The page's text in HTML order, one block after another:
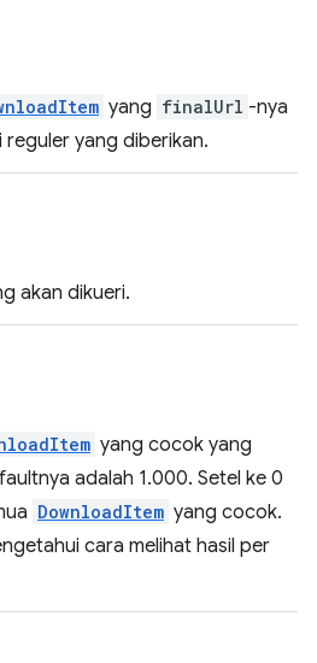
yang finalUrl -nya
yang diberikan.
akan dikueri.
yang cocok yang
adalah 1.000. Setel ke 0
DownloadItem yang cocok.
cara melihat hasil per